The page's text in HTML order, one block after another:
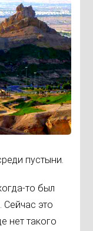
пустыни.
то был
это
нет такого